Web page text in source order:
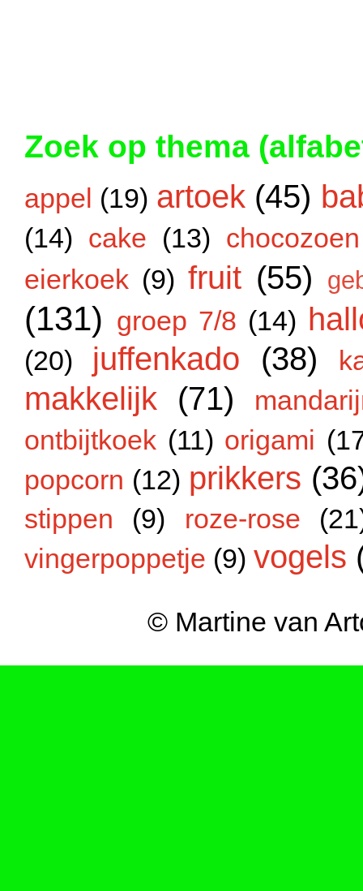
Zoek op thema
appel (19) artoek (45)
(14) cake (13) chocozoen
eierkoek (9) fruit (55)
(131) groep 7/8 (14)
(20) juffenkado (38)
makkelijk (71)
ontbijtkoek (11) origami
popcorn (12) prikkers
stippen (9) roze-rose
vingerpoppetje (9) vogels
© Martine van